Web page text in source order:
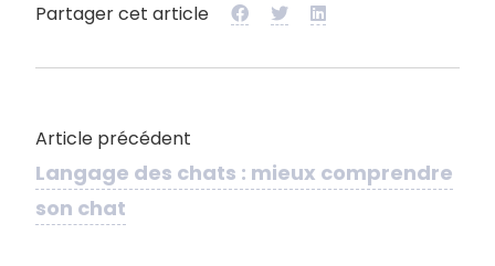
Partager cet article
Article précédent
Langage des chats : mieux comprendre
son chat